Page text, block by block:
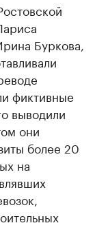
Буркова,
фиктивные
выводили
они
более 20
на